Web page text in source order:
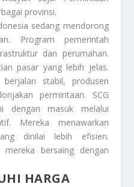
provinsi.
sedang mendorong
Program pemerintah
dan perumahan.
pasar yang lebih jelas.
stabil, produsen
permintaan. SCG
dengan masuk melalui
Mereka menawarkan
dinilai lebih efisien.
bersaing dengan
HARGA